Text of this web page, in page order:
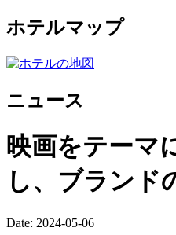
ホテルマップ
ニュース
映画をテーマ
し、ブランド
Date: 2024-05-06